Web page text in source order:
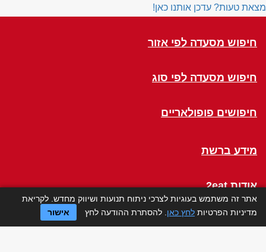
מצאת טעות? עדכן אותנו כאן!
חיפוש מסעדה לפי אזור
חיפוש מסעדה לפי סוג
חיפושים פופולאריים
מידע ברשת
אודות 2eat
Click a Table
אתר זה משתמש בעוגיות לצרכי ניתוח תנועות ושיווק מחדש. לקריאת
מדיניות הפרטיות לחץ כאן . להסתרת ההודעה לחץ אישור